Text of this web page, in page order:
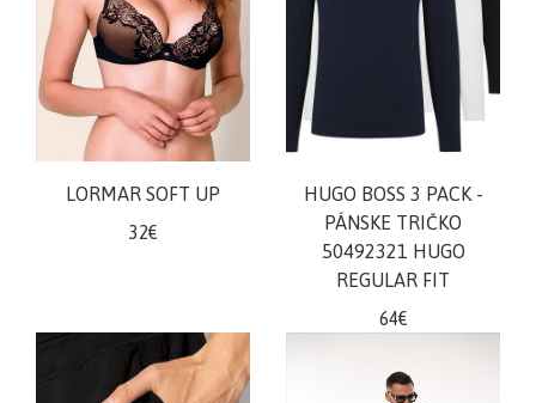
LORMAR SOFT UP
32€
HUGO BOSS 3 PACK -
PÁNSKE TRIČKO
50492321 HUGO
REGULAR FIT
64€